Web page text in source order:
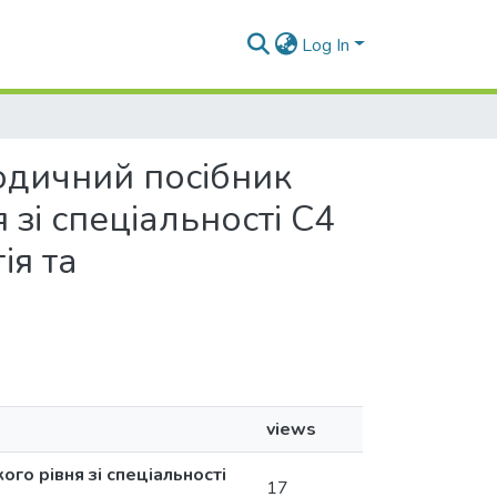
Log In
посібник
спеціальності С4
та
views
рівня зі спеціальності
17